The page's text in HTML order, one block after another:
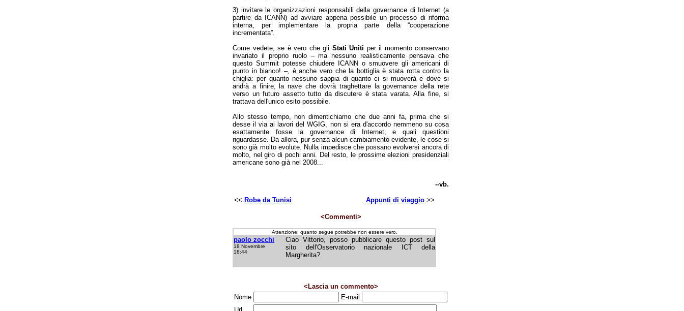
3) invitare le organizzazioni responsabili della governance di Internet (a
partire da ICANN) ad avviare appena possibile un processo di riforma
interna, per implementare la propria parte della “cooperazione
incrementata”.
Come vedete, se è vero che gli Stati Uniti per il momento conservano
invariato il proprio ruolo – ma nessuno realisticamente pensava che
questo Summit potesse chiudere ICANN o smuovere gli americani di
punto in bianco! –, è anche vero che la bottiglia è stata rotta contro la
chiglia: per quanto nessuno sappia di quanto ci si muoverà e dove si
andrà a finire, la nave che dovrà traghettare la governance della rete
verso un futuro assetto tutto da discutere è stata varata. Alla fine, si
trattava dell'unico esito possibile.
Allo stesso tempo, non dimentichiamo che due anni fa, prima che si
desse il via ai lavori del WGIG, non si era d'accordo nemmeno su cosa
esattamente fosse la governance di Internet, e quali questioni
riguardasse. Da allora, pur senza alcun cambiamento evidente, le cose si
sono già molto evolute. Nulla impedisce che possano evolversi ancora di
molto, nel giro di pochi anni. Del resto, le prossime elezioni presidenziali
americane sono già nel 2008...
--vb.
<< Robe da Tunisi Appunti di viaggio >>
<Commenti>
Attenzione: quanto segue potrebbe non essere vero.
paolo zocchi
18 Novembre
18:44
Ciao Vittorio, posso pubblicare questo post sul
sito dell'Osservatorio nazionale ICT della
Margherita?
<Lascia un commento>
Nome
E-mail